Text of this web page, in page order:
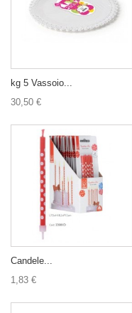
kg 5 Vassoio...
30,50 €
Candele...
1,83 €